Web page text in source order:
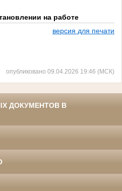
на работе
версия для печати
опубликовано 09.04.2026 19:46 (МСК)
ДОКУМЕНТОВ В